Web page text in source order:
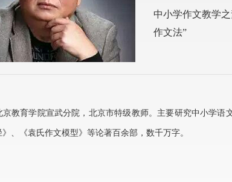
中小学作文教学
作文法”
京教育学院宣武分院，北京市特级教师。主要研究中小学语
》、《袁氏作文模型》等论著百余部，数千万字。